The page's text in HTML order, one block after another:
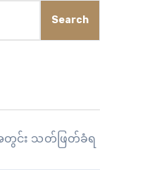
Search
တွင်း သတ်ဖြတ်ခံရ